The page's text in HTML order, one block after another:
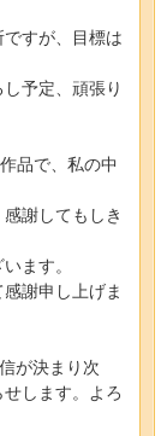
すが、目標は
予定、頑張り
品で、私の中
謝してもしき
ます。
謝申し上げま
が決まり次
します。よろ